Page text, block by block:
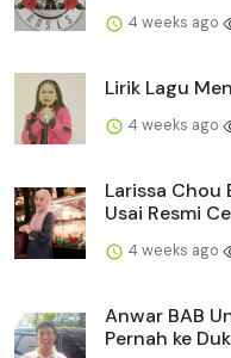
4 weeks ago
Lirik Lagu
4 weeks ago
Larissa Chou
Usai Resmi
4 weeks ago
Anwar BAB
Pernah ke